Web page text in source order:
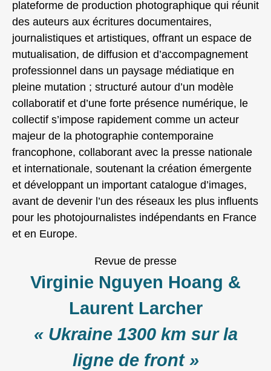
plateforme de production photographique qui réunit
des auteurs aux écritures documentaires,
journalistiques et artistiques, offrant un espace de
mutualisation, de diffusion et d’accompagnement
professionnel dans un paysage médiatique en
pleine mutation ; structuré autour d’un modèle
collaboratif et d’une forte présence numérique, le
collectif s’impose rapidement comme un acteur
majeur de la photographie contemporaine
francophone, collaborant avec la presse nationale
et internationale, soutenant la création émergente
et développant un important catalogue d’images,
avant de devenir l’un des réseaux les plus influents
pour les photojournalistes indépendants en France
et en Europe.
Revue de presse
Virginie Nguyen Hoang &
Laurent Larcher
« Ukraine 1300 km sur la
ligne de front »